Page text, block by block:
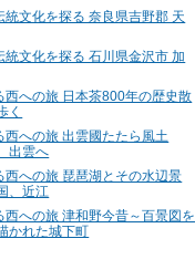
統文化を探る 奈良県吉野郡 天
統文化を探る 石川県金沢市 加
西への旅 日本茶800年の歴史散
く
西への旅 出雲國たたら風土
出雲へ
西への旅 琵琶湖とその水辺景
、近江
西への旅 津和野今昔～百景図を
かれた城下町